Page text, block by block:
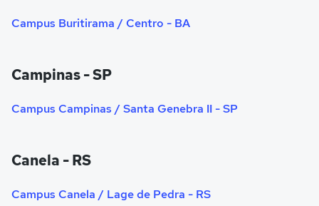
Campus Buritirama / Centro - BA
Campinas - SP
Campus Campinas / Santa Genebra II - SP
Canela - RS
Campus Canela / Lage de Pedra - RS